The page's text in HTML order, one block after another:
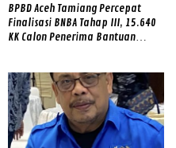
BPBD Aceh Tamiang Percepat
Finalisasi BNBA Tahap III, 15.640
KK Calon Penerima Bantuan